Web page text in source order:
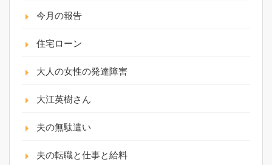
今月の報告
住宅ローン
大人の女性の発達障害
大江英樹さん
夫の無駄遣い
夫の転職と仕事と給料